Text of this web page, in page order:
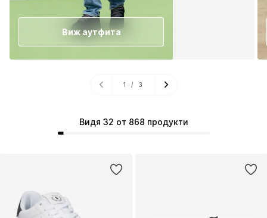
Виж аутфита
1 / 3
Видя 32 от 868 продукти